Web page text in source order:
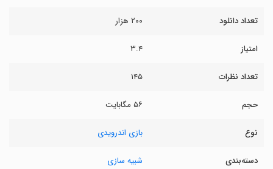
تعداد دانلود ۲۰۰ هزار
امتیاز ۳.۴
تعداد نظرات ۱۴۵
حجم ۵۶ مگابایت
نوع بازی اندرویدی
دسته‌بندی شبیه سازی